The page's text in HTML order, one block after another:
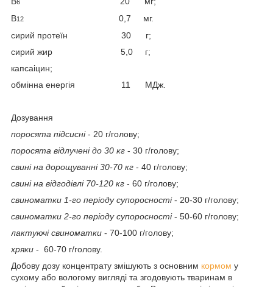
6
В12
0,7 мг.
сирий протеїн 30 г;
сирий жир 5,0 г;
капсаіцин;
обмінна енергія 11 МДж.
Дозування
поросята підсисні- 20 г/голову;
поросята відлучені до 30 кг - 30 г/голову;
свині на дорощуванні 30-70 кг - 40 г/голову;
свині на відгодівлі 70-120 кг - 60 г/голову;
свиноматки 1-го періоду супоросності- 20-30 г/голову;
свиноматки 2-го періоду супоросності- 50-60 г/голову;
лактуючі свиноматки - 70-100 г/голову;
хряки - 60-70 г/голову.
Добову дозу концентрату змішують з основним кормом у
сухому або вологому вигляді та згодовують тваринам в